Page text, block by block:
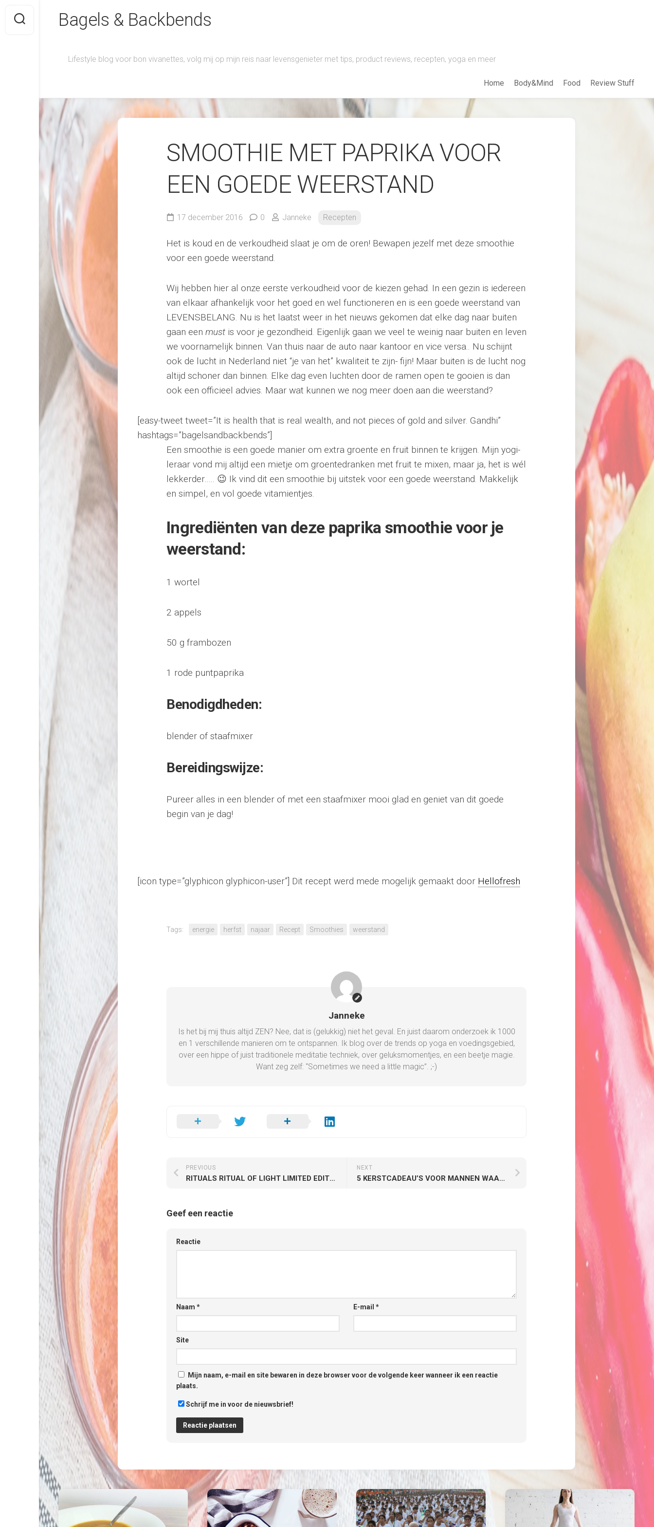
content
Bagels & Backbends
Lifestyle blog voor bon vivanettes, volg mij op mijn reis naar levensgenieter met tips, product reviews, recepten, yoga en meer
Home Body&Mind Food Review Stuff
SMOOTHIE MET PAPRIKA VOOR
EEN GOEDE WEERSTAND
17 december 2016 0 Janneke Recepten
Het is koud en de verkoudheid slaat je om de oren! Bewapen jezelf met deze smoothie
voor een goede weerstand.
Wij hebben hier al onze eerste verkoudheid voor de kiezen gehad. In een gezin is iedereen
van elkaar afhankelijk voor het goed en wel functioneren en is een goede weerstand van
LEVENSBELANG. Nu is het laatst weer in het nieuws gekomen dat elke dag naar buiten
gaan een must is voor je gezondheid. Eigenlijk gaan we veel te weinig naar buiten en leven
we voornamelijk binnen. Van thuis naar de auto naar kantoor en vice versa.. Nu schijnt
ook de lucht in Nederland niet “je van het” kwaliteit te zijn- fijn! Maar buiten is de lucht nog
altijd schoner dan binnen. Elke dag even luchten door de ramen open te gooien is dan
ook een officieel advies. Maar wat kunnen we nog meer doen aan die weerstand?
[easy-tweet tweet=”It is health that is real wealth, and not pieces of gold and silver. Gandhi”
hashtags=”bagelsandbackbends”]
Een smoothie is een goede manier om extra groente en fruit binnen te krijgen. Mijn yogi-
leraar vond mij altijd een mietje om groentedranken met fruit te mixen, maar ja, het is wél
lekkerder….. 😉 Ik vind dit een smoothie bij uitstek voor een goede weerstand. Makkelijk
en simpel, en vol goede vitamientjes.
Ingrediënten van deze paprika smoothie voor je
weerstand:
1 wortel
2 appels
50 g frambozen
1 rode puntpaprika
Benodigdheden:
blender of staafmixer
Bereidingswijze:
Pureer alles in een blender of met een staafmixer mooi glad en geniet van dit goede
begin van je dag!
[icon type=”glyphicon glyphicon-user”] Dit recept werd mede mogelijk gemaakt door Hellofresh
Tags: energie herfst najaar Recept Smoothies weerstand
Janneke
Is het bij mij thuis altijd ZEN? Nee, dat is (gelukkig) niet het geval. En juist daarom onderzoek ik 1000
en 1 verschillende manieren om te ontspannen. Ik blog over de trends op yoga en voedingsgebied,
over een hippe of juist traditionele meditatie techniek, over geluksmomentjes, en een beetje magie.
Want zeg zelf: “Sometimes we need a little magic”. ;-)
NEXT
5 KERSTCADEAU’S VOOR MANNEN WAAR ZE ÉCHT BLIJ MEE ZIJN
PREVIOUS
RITUALS RITUAL OF LIGHT LIMITED EDITION 2016
Geef een reactie
Reactie
Naam * E-mail *
Site
Mijn naam, e-mail en site bewaren in deze browser voor de volgende keer wanneer ik een reactie
plaats.
Schrijf me in voor de nieuwsbrief!